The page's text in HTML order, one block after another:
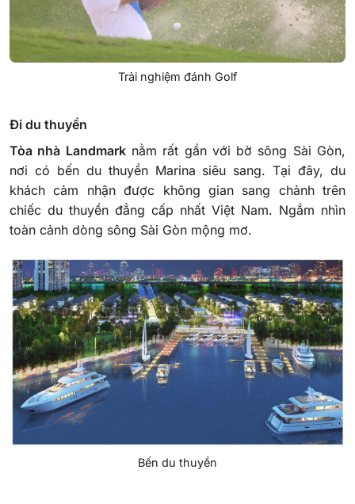
Trải nghiệm đánh Golf
Đi du thuyền
Tòa nhà Landmarknằm rất gần với bờ sông Sài Gòn,
nơi có bến du thuyền Marina siêu sang. Tại đây, du
khách cảm nhận được không gian sang chảnh trên
chiếc du thuyền đẳng cấp nhất Việt Nam. Ngắm nhìn
toàn cảnh dòng sông Sài Gòn mộng mơ.
Bến du thuyền